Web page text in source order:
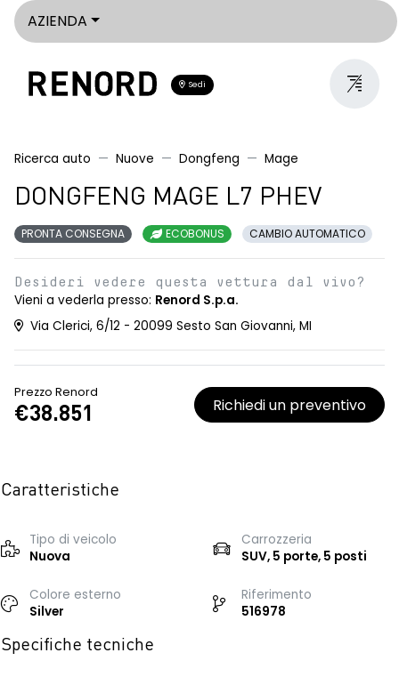
AZIENDA
Sedi
Ricerca auto Nuove Dongfeng Mage
DONGFENG MAGE L7 PHEV
PRONTA CONSEGNA ECOBONUS CAMBIO AUTOMATICO
Desideri vedere questa vettura dal vivo?
Vieni a vederla presso: Renord S.p.a.
Via Clerici, 6/12 - 20099 Sesto San Giovanni, MI
Prezzo Renord
€38.851 Richiedi un preventivo
Caratteristiche
Tipo di veicolo
Nuova
Carrozzeria
SUV, 5 porte, 5 posti
Colore esterno
Silver
Riferimento
516978
Specifiche tecniche